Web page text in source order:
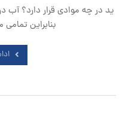
ید در چه موادی قرار دارد؟ آب
بنابراین